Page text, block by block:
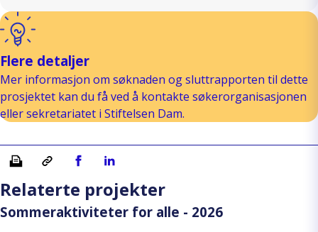
Flere detaljer
Mer informasjon om søknaden og sluttrapporten til dette
prosjektet kan du få ved å kontakte søkerorganisasjonen
eller sekretariatet i Stiftelsen Dam.
Skriv ut Kopiera länkDel på Facebook
Del på Linkedin
Relaterte projekter
Sommeraktiviteter for alle - 2026